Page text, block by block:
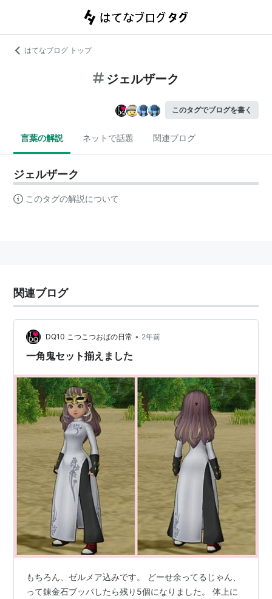
はてなブログ トップ
ジェルザーク
このタグでブログを書く
言葉の解説 ネットで話題 関連ブログ
ジェルザーク
このタグの解説について
関連ブログ
DQ10 こつこつおばの日常 • 2年前
一角鬼セット揃えました
もちろん、ゼルメア込みです。 どーせ余ってるじゃん、
って錬金石ブッパしたら残り5個になりました。 体上に